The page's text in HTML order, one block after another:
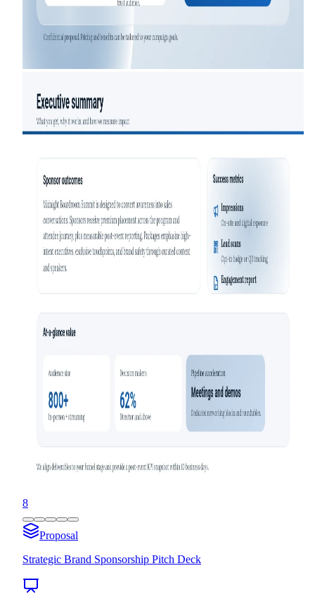
8
Proposal
Strategic Brand Sponsorship Pitch Deck